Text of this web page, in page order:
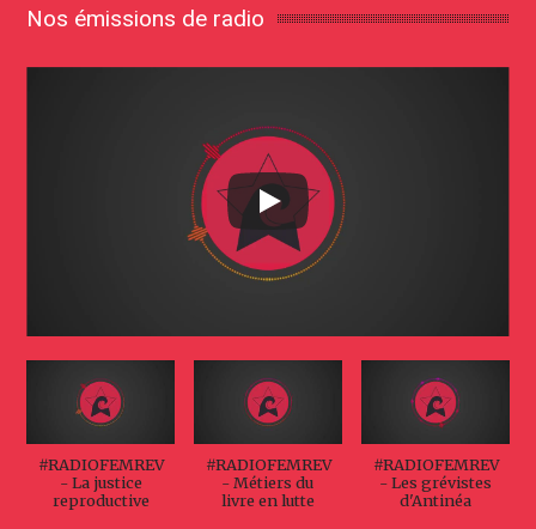
Nos émissions de radio
#RADIOFEMREV
- La justice
reproductive
#RADIOFEMREV
- Métiers du
livre en lutte
#RADIOFEMREV
- Les grévistes
d'Antinéa